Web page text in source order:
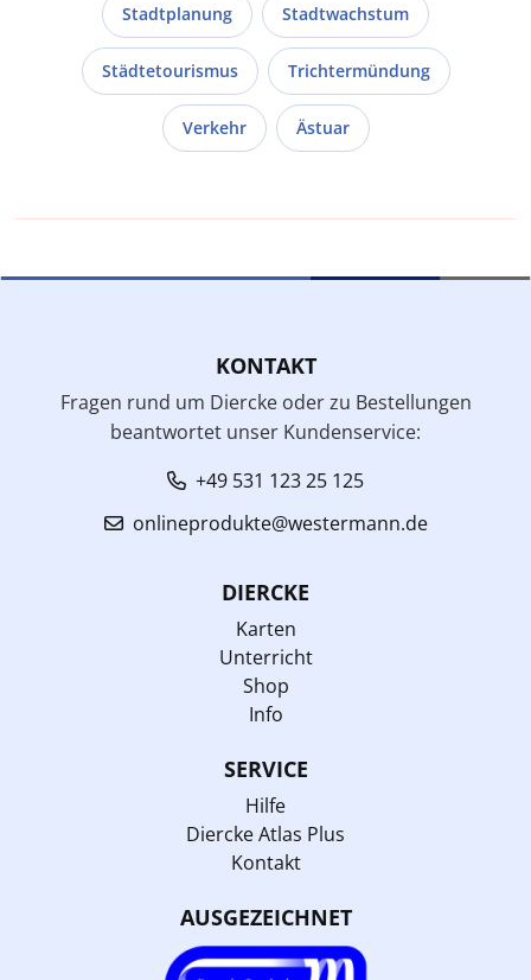
Stadtplanung Stadtwachstum
Städtetourismus Trichtermündung
Verkehr Ästuar
KONTAKT
Fragen rund um Diercke oder zu Bestellungen
beantwortet unser Kundenservice:
+49 531 123 25 125
onlineprodukte@westermann.de
DIERCKE
Karten
Unterricht
Shop
Info
SERVICE
Hilfe
Diercke Atlas Plus
Kontakt
AUSGEZEICHNET